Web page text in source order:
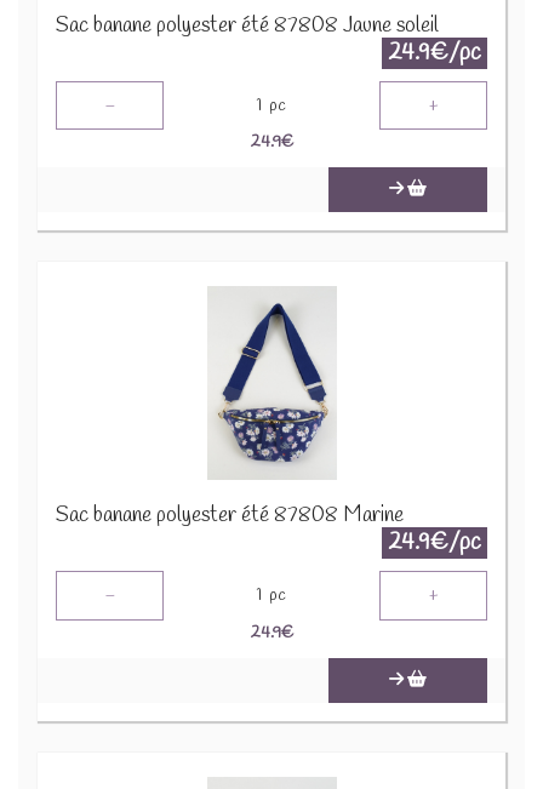
Sac banane polyester été 87808 Jaune soleil
24.9€/pc
- 1 pc +
24.9€
Sac banane polyester été 87808 Marine
24.9€/pc
- 1 pc +
24.9€